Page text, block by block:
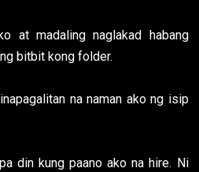
at madaling naglakad habang
bitbit kong folder.
na naman ako ng isip
din kung paano ako na hire. Ni